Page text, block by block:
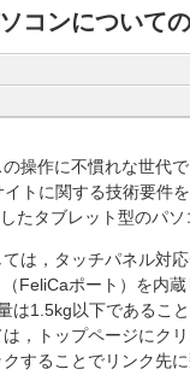
コンについて
操作に不慣れな世代
トに関する技術要件
たタブレット型のパ
は，タッチパネル対
FeliCaポート）を内
は1.5kg以下であるこ
，トップページにク
することでリンク先